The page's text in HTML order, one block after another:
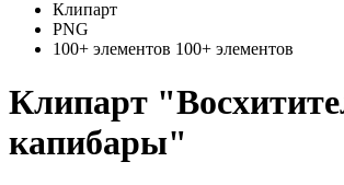
Клипарт
PNG
100+ элементов 100+ элементов
Клипарт
капибары"